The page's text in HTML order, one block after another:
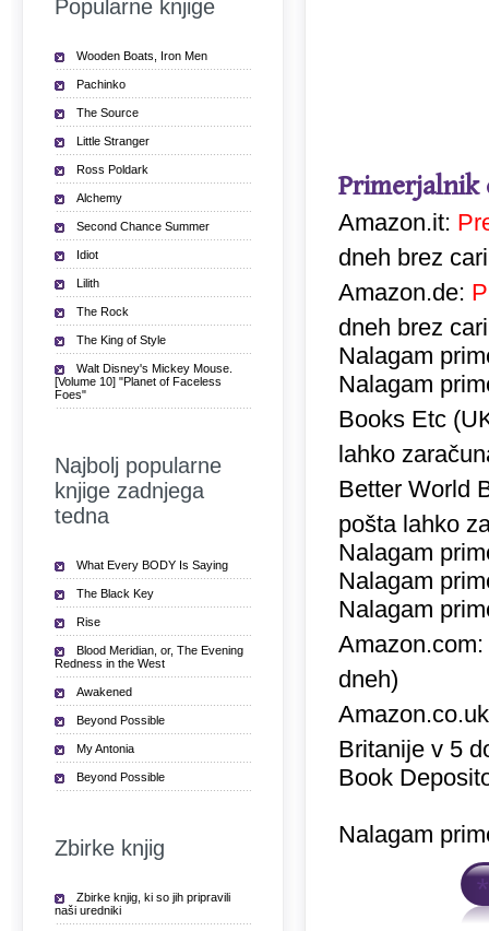
Primerjalnik
Amazon.it:
dneh brez
Amazon.de:
dneh brez
Nalagam
Nalagam
Books Etc
lahko
Better World
pošta lahko
Nalagam
Nalagam
Nalagam
Amazon.com:
dneh)
Britanije v 5
Book
Nalagam
Popularne knjige
Wooden Boats, Iron Men
Pachinko
The Source
Little Stranger
Ross Poldark
Alchemy
Second Chance Summer
Idiot
Lilith
The Rock
The King of Style
Walt Disney's Mickey Mouse.
[Volume 10] "Planet of Faceless
Foes"
Najbolj popularne
knjige zadnjega
tedna
What Every BODY Is Saying
The Black Key
Rise
Blood Meridian, or, The Evening
Redness in the West
Awakened
Beyond Possible
My Antonia
Beyond Possible
Zbirke knjig
Zbirke knjig, ki so jih pripravili
naši uredniki